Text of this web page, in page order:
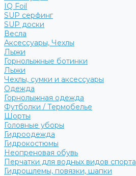
IQ Foil
SUP серфинг
SUP доски
Весла
Аксессуары, Чехлы
Лыжи
Горнолыжные ботинки
Лыжи
Чехлы, сумки и аксессуары
Одежда
Горнолыжная одежда
Футболки / Термобелье
Шорты
Головные уборы
Гидроодежда
Гидрокостюмы
Неопреновая обувь
Перчатки для водных видов спорта
Гидрошлемы, повязки, шапки